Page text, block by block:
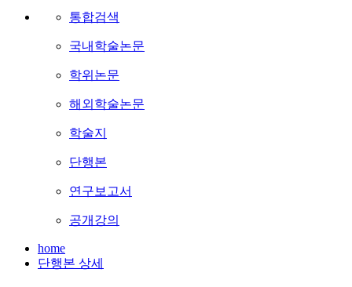
통합검색
국내학술논문
학위논문
해외학술논문
학술지
단행본
연구보고서
공개강의
home
단행본 상세